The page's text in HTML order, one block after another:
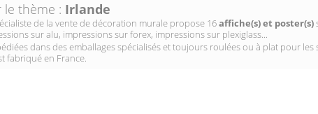
le thème : Irlande
de la vente de décoration murale propose 16affiche(s) et poster(s)
sur alu, impressions sur forex, impressions sur plexiglass...
dans des emballages spécialisés et toujours roulées ou à plat pour
fabriqué en France.